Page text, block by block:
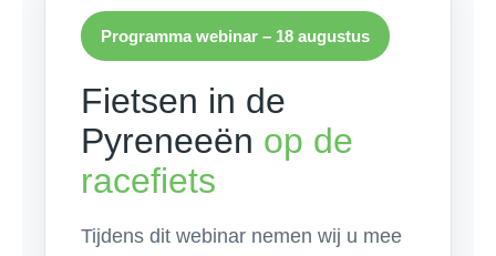
Programma webinar – 18 augustus
Fietsen in de
Pyreneeën op de
racefiets
Tijdens dit webinar nemen wij u mee